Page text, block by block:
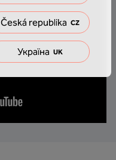
Česká republika CZ
Україна UK